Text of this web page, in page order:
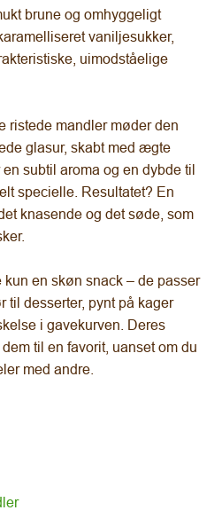
brune og omhyggeligt
vaniljesukker,
uimodståelige
ristede mandler møder den
glasur, skabt med ægte
subtil aroma og en dybde til
specielle. Resultatet? En
knasende og det søde, som
en skøn snack – de passer
til desserter, pynt på kager
i gavekurven. Deres
til en favorit, uanset om du
med andre.